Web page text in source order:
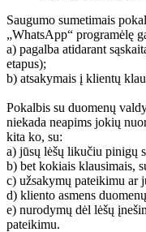
Saugumo sumetimais
„WhatsApp“ programėlę
a) pagalba atidarant
etapus);
b) atsakymais į klientų
Pokalbis su duomenų
niekada neapims jokių
kita ko, su:
a) jūsų lėšų likučiu pinigų
b) bet kokiais klausimais,
c) užsakymų pateikimu ar
d) kliento asmens
e) nurodymų dėl lėšų
pateikimu.